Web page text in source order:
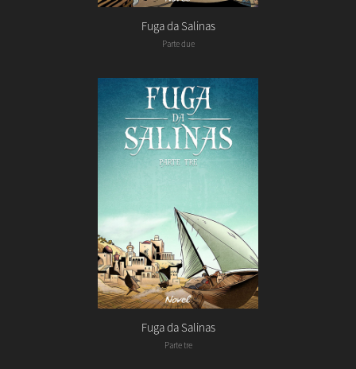
Fuga da Salinas
Parte due
Fuga da Salinas
Parte tre